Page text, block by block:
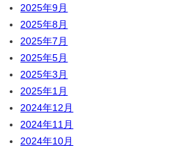
2025年9月
2025年8月
2025年7月
2025年5月
2025年3月
2025年1月
2024年12月
2024年11月
2024年10月